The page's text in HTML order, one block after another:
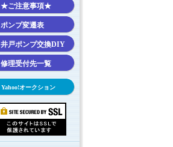
★ご注意事項★
ポンプ変遷表
井戸ポンプ交換DIY
修理受付先一覧
Yahoo!オークション